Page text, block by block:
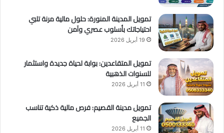
تمويل المدينة المنورة: حلول مالية مرنة تلبي
احتياجاتك بأسلوب عصري وآمن
19 أبريل 2026
تمويل المتقاعدين: بوابة لحياة جديدة واستثمار
للسنوات الذهبية
11 أبريل 2026
تمويل مدينة القصيم: فرص مالية ذكية تناسب
الجميع
11 أبريل 2026